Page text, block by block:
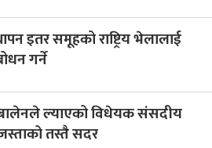
इतर समूहको राष्ट्रिय भेलालाई
गर्ने
बालेनले ल्याएको विधेयक संसदीय
तस्तै सदर